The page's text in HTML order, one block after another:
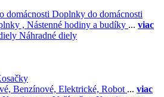
Doplnky do domácnosti
, Nástenné hodiny a budíky ... viac
Náhradné diely
Benzínové, Elektrické, Robot ... viac